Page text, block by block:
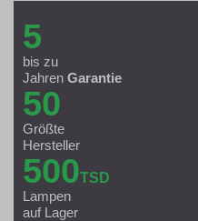
5
bis zu
Jahren Garantie
50
Größte
Hersteller
500TSD
Lampen
auf Lager